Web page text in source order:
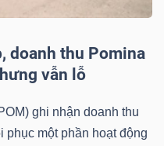
doanh thu Pomina
vẫn lỗ
ghi nhận doanh thu
phục một phần hoạt động